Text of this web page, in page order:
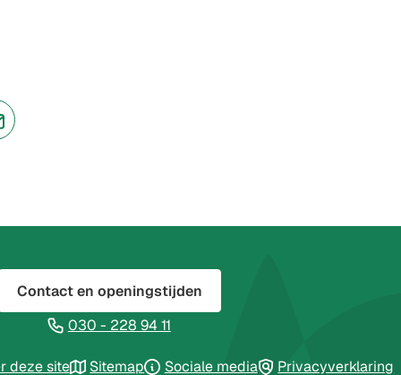
Contact en openingstijden
030 - 228 94 11(Verwijst
deze site Sitemap Sociale media Privacyverklaring